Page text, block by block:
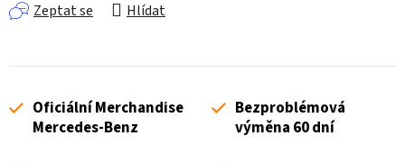
Zeptat se Hlídat
Oficiální Merchandise
Mercedes-Benz
Bezproblémová
výměna 60 dní